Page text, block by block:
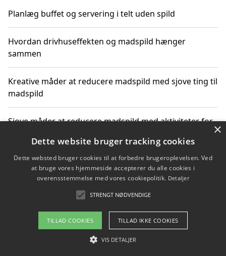
Planlæg buffet og servering i telt uden spild
Hvordan drivhuseffekten og madspild hænger
sammen
Kreative måder at reducere madspild med sjove ting til
madspild
Sjove måder at reducere madspild med aktiviteter for
Hvor finder jeg nemme måltidskasser i Vejle
Om / kontakt
Blog Betingelser
×
Dette website bruger tracking cookies
Dette websted bruger cookies til at forbedre brugeroplevelsen. Ved
at bruge vores hjemmeside accepterer du alle cookies i
overensstemmelse med vores cookiepolitik. Detaljer
STRENGT NØDVENDIGE
TILLAD COOKIES TILLAD IKKE COOKIES
VIS DETALJER